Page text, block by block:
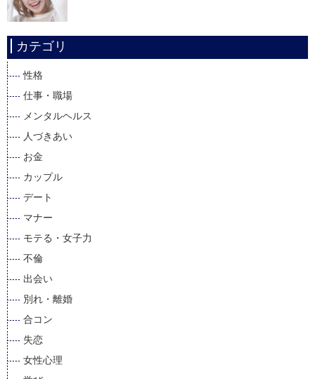
カテゴリ
性格
仕事・職場
メンタルヘルス
人づきあい
お金
カップル
デート
マナー
モテる・女子力
不倫
出会い
別れ・離婚
合コン
失恋
女性心理